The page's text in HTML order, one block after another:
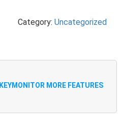
Category: Uncategorized
IKEYMONITOR MORE FEATURES